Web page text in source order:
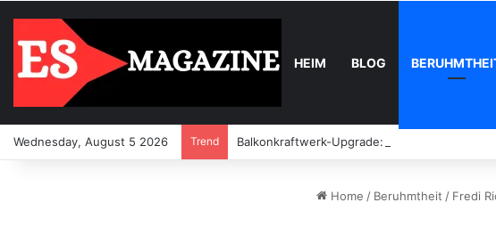
HEIM BLOG
Wednesday, August 5 2026 Trend Balkonkraftwerk-Upgrade: Wann und wie
Home / Beruhmtheit / Fredi